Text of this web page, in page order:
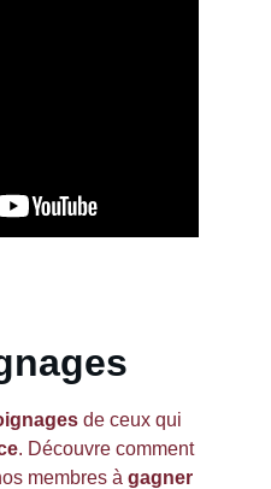
de ceux qui
. Découvre comment
membres à gagner